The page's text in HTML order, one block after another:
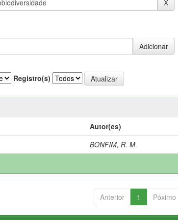
Registro(s)
Autor(es)
BONFIM, R. M.
Anterior 1 Póximo